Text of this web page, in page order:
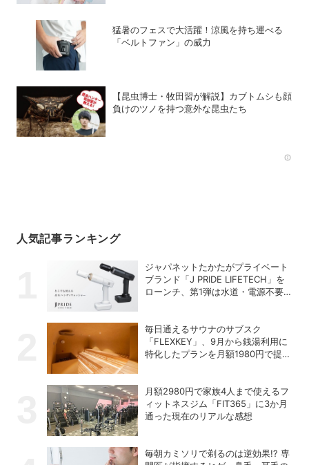
猛暑のフェスで大活躍！涼風を持ち運べる
「ベルトファン」の威力
【昆虫博士・牧田習が解説】カブトムシも顔
負けのツノを持つ意外な昆虫たち
人気記事ランキング
ジャパネットたかたがプライベート
ブランド「J PRIDE LIFETECH」を
ローンチ、第1弾は水道・電源不要
毎日通えるサウナのサブスク
「FLEXKEY」、9月から銭湯利用に
特化したプランを月額1980円で提供
月額2980円で家族4人まで使えるフ
ィットネスジム「FIT365」に3か月
通った現在のリアルな感想
毎朝カミソリで剃るのは逆効果!? 専